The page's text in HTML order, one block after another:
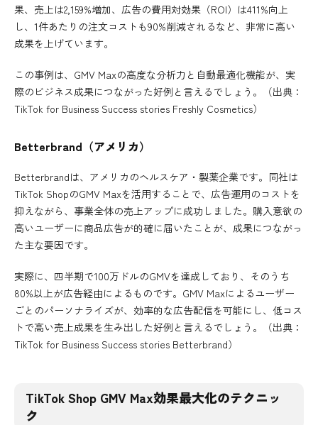
果、売上は2,159%増加、広告の費用対効果（ROI）は411%向上
し、1件あたりの注文コストも90%削減されるなど、非常に高い
成果を上げています。
この事例は、GMV Maxの高度な分析力と自動最適化機能が、実
際のビジネス成果につながった好例と言えるでしょう。（出典：
TikTok for Business Success stories Freshly Cosmetics）
Betterbrand（アメリカ）
Betterbrandは、アメリカのヘルスケア・製薬企業です。同社は
TikTok ShopのGMV Maxを活用することで、広告運用のコストを
抑えながら、事業全体の売上アップに成功しました。購入意欲の
高いユーザーに商品広告が的確に届いたことが、成果につながっ
た主な要因です。
実際に、四半期で100万ドルのGMVを達成しており、そのうち
80%以上が広告経由によるものです。GMV Maxによるユーザー
ごとのパーソナライズが、効率的な広告配信を可能にし、低コス
トで高い売上成果を生み出した好例と言えるでしょう。（出典：
TikTok for Business Success stories Betterbrand）
TikTok Shop GMV Max効果最大化のテクニッ
ク